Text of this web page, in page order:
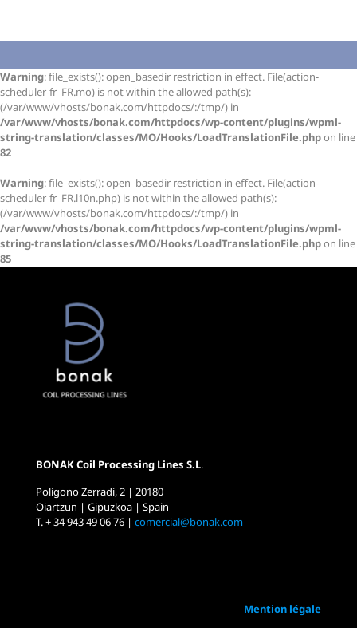
BONAK Coil Processing Lines S.L.
Polígono Zerradi, 2 | 20180
Oiartzun | Gipuzkoa | Spain
T. + 34 943 49 06 76 | comercial@bonak.com
Mention légale
Warning: file_exists(): open_basedir restriction in effect. File(action-
scheduler-fr_FR.mo) is not within the allowed path(s):
(/var/www/vhosts/bonak.com/httpdocs/:/tmp/) in
/var/www/vhosts/bonak.com/httpdocs/wp-content/plugins/wpml-
string-translation/classes/MO/Hooks/LoadTranslationFile.phpon line
82
Warning: file_exists(): open_basedir restriction in effect. File(action-
scheduler-fr_FR.l10n.php) is not within the allowed path(s):
(/var/www/vhosts/bonak.com/httpdocs/:/tmp/) in
/var/www/vhosts/bonak.com/httpdocs/wp-content/plugins/wpml-
string-translation/classes/MO/Hooks/LoadTranslationFile.phpon line
85